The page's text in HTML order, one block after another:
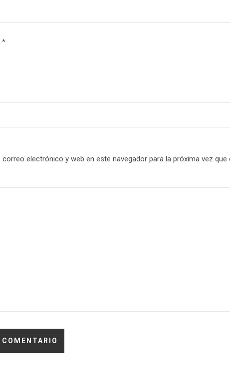
*
correo electrónico y web en este navegador para la próxima vez que